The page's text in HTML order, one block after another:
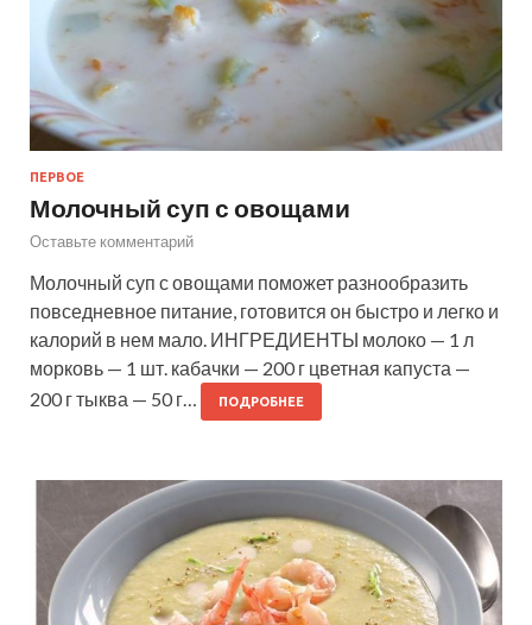
ПЕРВОЕ
Молочный суп с овощами
Оставьте комментарий
Молочный суп с овощами поможет разнообразить
повседневное питание, готовится он быстро и легко и
калорий в нем мало. ИНГРЕДИЕНТЫ молоко — 1 л
морковь — 1 шт. кабачки — 200 г цветная капуста —
200 г тыква — 50 г…
ПОДРОБНЕЕ